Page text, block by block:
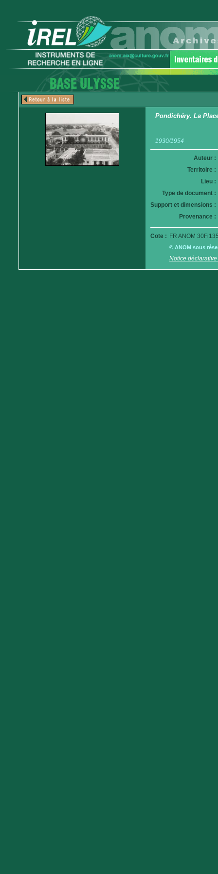
Pondichéry. La
1930/1954
Auteur :
Territoire :
Lieu :
Type de document :
Support et dimensions :
Provenance :
Cote : FR ANOM
© ANOM sous
Notice